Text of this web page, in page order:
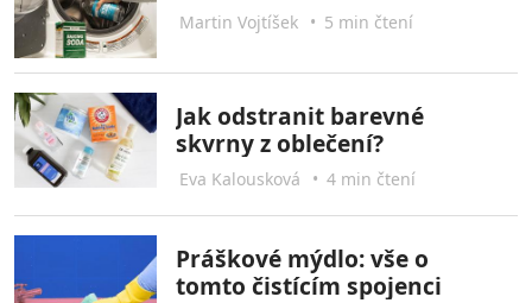
Martin Vojtíšek • 5 min čtení
Jak odstranit barevné
skvrny z oblečení?
Eva Kalousková • 4 min čtení
Práškové mýdlo: vše o
tomto čistícím spojenci